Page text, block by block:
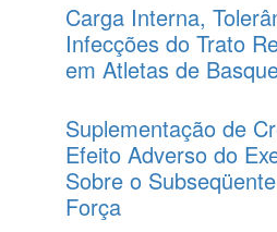
Carga Interna,
Infecções do Trato
em Atletas de
Suplementação de
Efeito Adverso do
Sobre o
Força